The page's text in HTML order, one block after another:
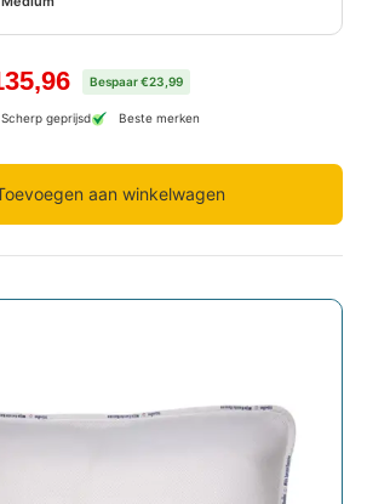
Bespaar €23,99
Scherp geprijsd Beste merken
aan winkelwagen